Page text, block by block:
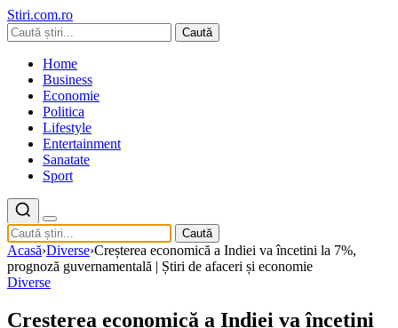
Stiri.com.ro
Caută
Home
Business
Economie
Politica
Lifestyle
Entertainment
Sanatate
Sport
Caută
Acasă›Diverse›Creșterea economică a Indiei va încetini la 7%,
prognoză guvernamentală | Știri de afaceri și economie
Diverse
Creșterea economică a Indiei va încetini